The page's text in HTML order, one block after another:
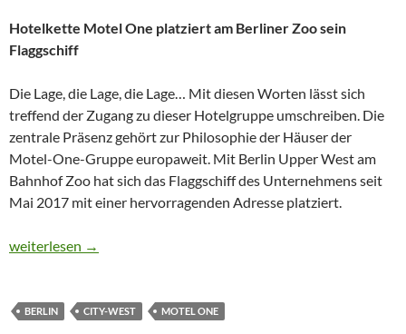
Hotelkette Motel One platziert am Berliner Zoo sein
Flaggschiff
Die Lage, die Lage, die Lage… Mit diesen Worten lässt sich
treffend der Zugang zu dieser Hotelgruppe umschreiben. Die
zentrale Präsenz gehört zur Philosophie der Häuser der
Motel-One-Gruppe europaweit. Mit Berlin Upper West am
Bahnhof Zoo hat sich das Flaggschiff des Unternehmens seit
Mai 2017 mit einer hervorragenden Adresse platziert.
CTOUR-Hotelstammtisch: Ein Hauch von Film durchzieht das
weiterlesen →
BERLIN CITY-WEST MOTEL ONE